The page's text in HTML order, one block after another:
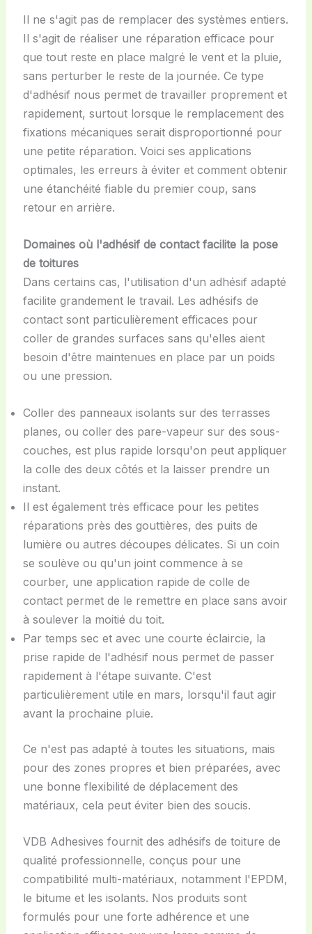
Il ne s'agit pas de remplacer des systèmes entiers.
Il s'agit de réaliser une réparation efficace pour
que tout reste en place malgré le vent et la pluie,
sans perturber le reste de la journée. Ce type
d'adhésif nous permet de travailler proprement et
rapidement, surtout lorsque le remplacement des
fixations mécaniques serait disproportionné pour
une petite réparation. Voici ses applications
optimales, les erreurs à éviter et comment obtenir
une étanchéité fiable du premier coup, sans
retour en arrière.
Domaines où l'adhésif de contact facilite la pose
de toitures
Dans certains cas, l'utilisation d'un adhésif adapté
facilite grandement le travail. Les adhésifs de
contact sont particulièrement efficaces pour
coller de grandes surfaces sans qu'elles aient
besoin d'être maintenues en place par un poids
ou une pression.
Coller des panneaux isolants sur des terrasses
planes, ou coller des pare-vapeur sur des sous-
couches, est plus rapide lorsqu'on peut appliquer
la colle des deux côtés et la laisser prendre un
instant.
Il est également très efficace pour les petites
réparations près des gouttières, des puits de
lumière ou autres découpes délicates. Si un coin
se soulève ou qu'un joint commence à se
courber, une application rapide de colle de
contact permet de le remettre en place sans avoir
à soulever la moitié du toit.
Par temps sec et avec une courte éclaircie, la
prise rapide de l'adhésif nous permet de passer
rapidement à l'étape suivante. C'est
particulièrement utile en mars, lorsqu'il faut agir
avant la prochaine pluie.
Ce n'est pas adapté à toutes les situations, mais
pour des zones propres et bien préparées, avec
une bonne flexibilité de déplacement des
matériaux, cela peut éviter bien des soucis.
VDB Adhesives fournit des adhésifs de toiture de
qualité professionnelle, conçus pour une
compatibilité multi-matériaux, notamment l'EPDM,
le bitume et les isolants. Nos produits sont
formulés pour une forte adhérence et une